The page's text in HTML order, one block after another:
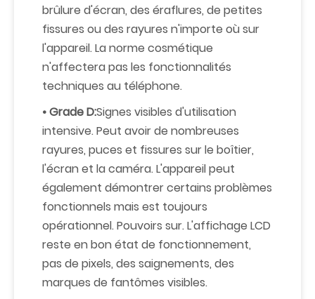
brûlure d'écran, des éraflures, de petites
fissures ou des rayures n'importe où sur
l'appareil. La norme cosmétique
n'affectera pas les fonctionnalités
techniques au téléphone.
• Grade D:Signes visibles d'utilisation
intensive. Peut avoir de nombreuses
rayures, puces et fissures sur le boîtier,
l'écran et la caméra. L'appareil peut
également démontrer certains problèmes
fonctionnels mais est toujours
opérationnel. Pouvoirs sur. L'affichage LCD
reste en bon état de fonctionnement,
pas de pixels, des saignements, des
marques de fantômes visibles.